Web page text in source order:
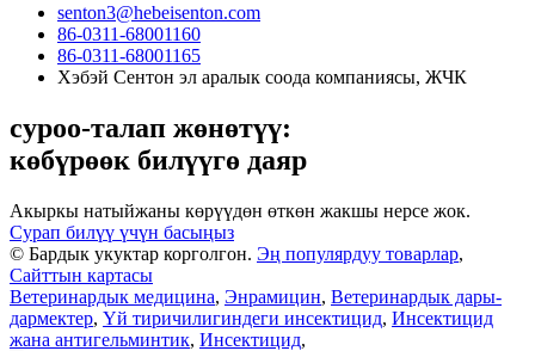
senton3@hebeisenton.com
86-0311-68001160
86-0311-68001165
Хэбэй Сентон эл аралык соода компаниясы, ЖЧК
суроо-талап жөнөтүү:
көбүрөөк билүүгө даяр
Акыркы натыйжаны көрүүдөн өткөн жакшы нерсе жок.
Сурап ​​билүү үчүн басыңыз
© Бардык укуктар корголгон. Эң популярдуу товарлар,
Сайттын картасы
Ветеринардык медицина, Энрамицин, Ветеринардык дары-
дармектер, Үй тиричилигиндеги инсектицид, Инсектицид
жана антигельминтик, Инсектицид,